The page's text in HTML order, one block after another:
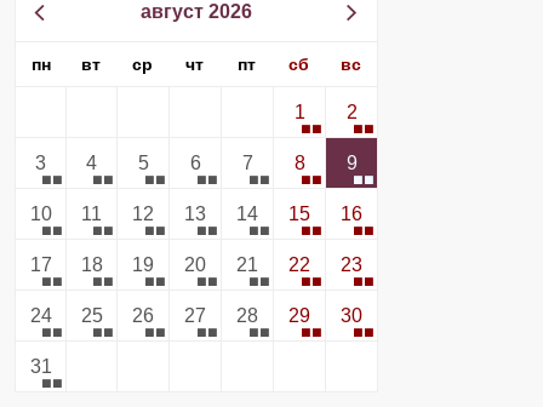
август 2026
пн вт ср чт пт сб вс
1 2
3 4 5 6 7 8 9
10 11 12 13 14 15 16
17 18 19 20 21 22 23
24 25 26 27 28 29 30
31